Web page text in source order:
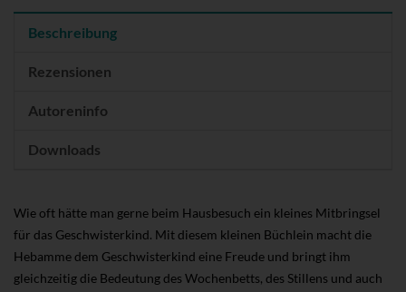
Beschreibung
Rezensionen
Autoreninfo
Downloads
Wie oft hätte man gerne beim Hausbesuch ein kleines Mitbringsel
für das Geschwisterkind. Mit diesem kleinen Büchlein macht die
Hebamme dem Geschwisterkind eine Freude und bringt ihm
gleichzeitig die Bedeutung des Wochenbetts, des Stillens und auch